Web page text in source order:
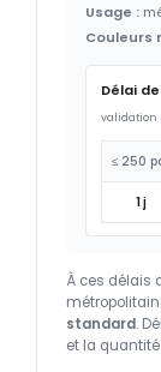
Usage :
Couleurs
Délai
validation
≤ 250
1 j
À ces délais
standard.
et la